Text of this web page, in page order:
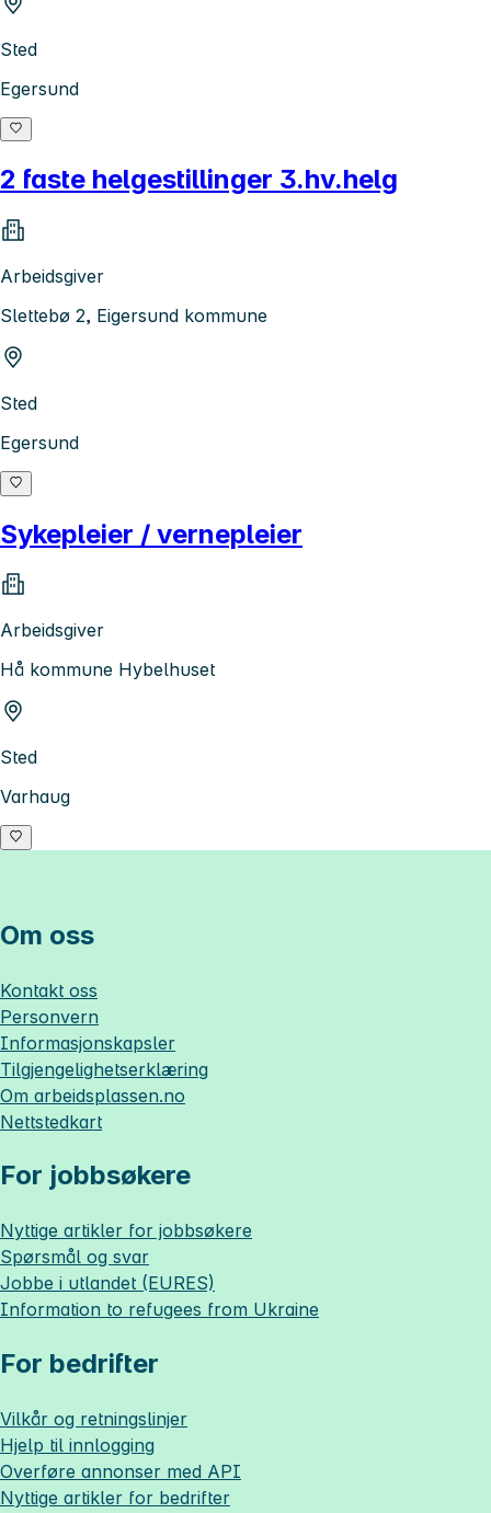
Sted
Egersund
2 faste helgestillinger 3.hv.helg
Arbeidsgiver
Slettebø 2, Eigersund kommune
Sted
Egersund
Sykepleier / vernepleier
Arbeidsgiver
Hå kommune Hybelhuset
Sted
Varhaug
Om oss
Kontakt oss
Personvern
Informasjonskapsler
Tilgjengelighetserklæring
Om arbeidsplassen.no
Nettstedkart
For jobbsøkere
Nyttige artikler for jobbsøkere
Spørsmål og svar
Jobbe i utlandet (EURES)
Information to refugees from Ukraine
For bedrifter
Vilkår og retningslinjer
Hjelp til innlogging
Overføre annonser med API
Nyttige artikler for bedrifter